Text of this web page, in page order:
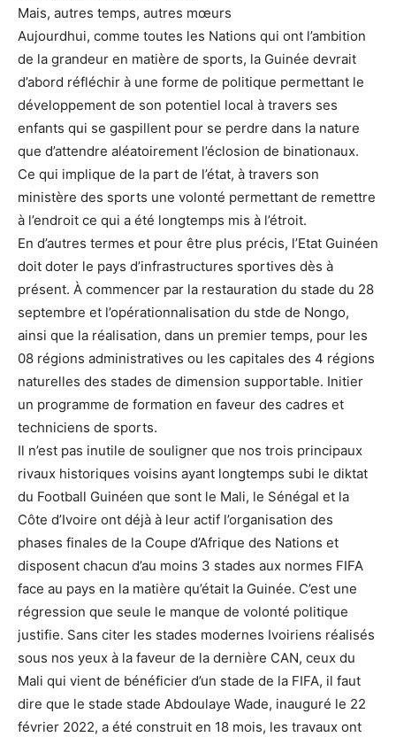
Mais, autres temps, autres mœurs
Aujourdhui, comme toutes les Nations qui ont l’ambition
de la grandeur en matière de sports, la Guinée devrait
d’abord réfléchir à une forme de politique permettant le
développement de son potentiel local à travers ses
enfants qui se gaspillent pour se perdre dans la nature
que d’attendre aléatoirement l’éclosion de binationaux.
Ce qui implique de la part de l’état, à travers son
ministère des sports une volonté permettant de remettre
à l’endroit ce qui a été longtemps mis à l’étroit.
En d’autres termes et pour être plus précis, l’Etat Guinéen
doit doter le pays d’infrastructures sportives dès à
présent. À commencer par la restauration du stade du 28
septembre et l’opérationnalisation du stde de Nongo,
ainsi que la réalisation, dans un premier temps, pour les
08 régions administratives ou les capitales des 4 régions
naturelles des stades de dimension supportable. Initier
un programme de formation en faveur des cadres et
techniciens de sports.
Il n’est pas inutile de souligner que nos trois principaux
rivaux historiques voisins ayant longtemps subi le diktat
du Football Guinéen que sont le Mali, le Sénégal et la
Côte d’Ivoire ont déjà à leur actif l’organisation des
phases finales de la Coupe d’Afrique des Nations et
disposent chacun d’au moins 3 stades aux normes FIFA
face au pays en la matière qu’était la Guinée. C’est une
régression que seule le manque de volonté politique
justifie. Sans citer les stades modernes Ivoiriens réalisés
sous nos yeux à la faveur de la dernière CAN, ceux du
Mali qui vient de bénéficier d’un stade de la FIFA, il faut
dire que le stade stade Abdoulaye Wade, inauguré le 22
février 2022, a été construit en 18 mois, les travaux ont